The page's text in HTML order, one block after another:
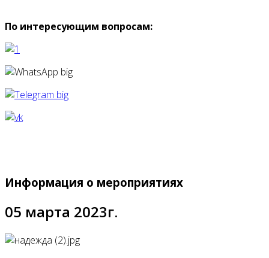
По интересующим вопросам:
Информация о мероприятиях
05 марта 2023г.